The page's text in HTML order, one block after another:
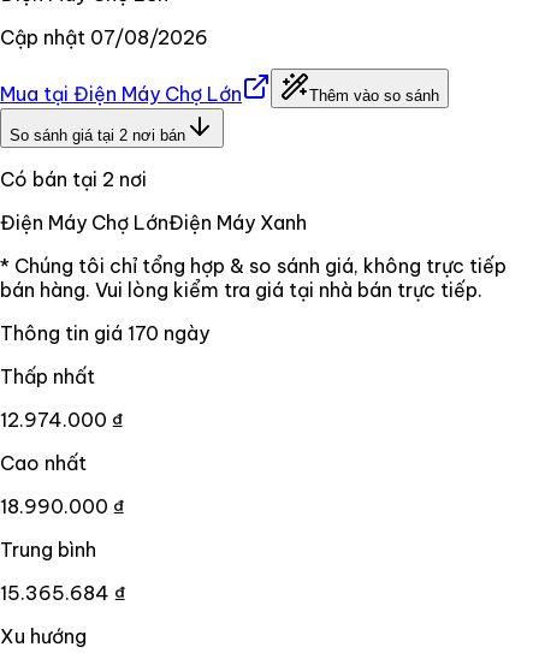
Cập nhật 07/08/2026
Mua tại Điện Máy Chợ Lớn Thêm vào so sánh
So sánh giá tại 2 nơi bán
Có bán tại 2 nơi
Điện Máy Chợ LớnĐiện Máy Xanh
* Chúng tôi chỉ tổng hợp & so sánh giá, không trực tiếp
bán hàng. Vui lòng kiểm tra giá tại nhà bán trực tiếp.
Thông tin giá 170 ngày
Thấp nhất
12.974.000 ₫
Cao nhất
18.990.000 ₫
Trung bình
15.365.684 ₫
Xu hướng